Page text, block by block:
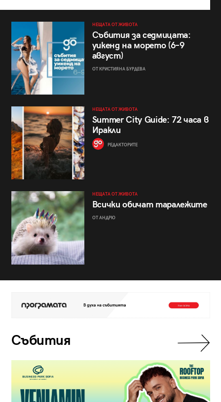
НЕЩАТА ОТ ЖИВОТА
Събития за седмицата:
уикенд на морето (6–9
август)
ОТ КРИСТИЯНА БУРДЕВА
НЕЩАТА ОТ ЖИВОТА
Summer City Guide: 72 часа в
Иракли
РЕДАКТОРИТЕ
НЕЩАТА ОТ ЖИВОТА
Всички обичат таралежите
ОТ АНДРЮ
Събития